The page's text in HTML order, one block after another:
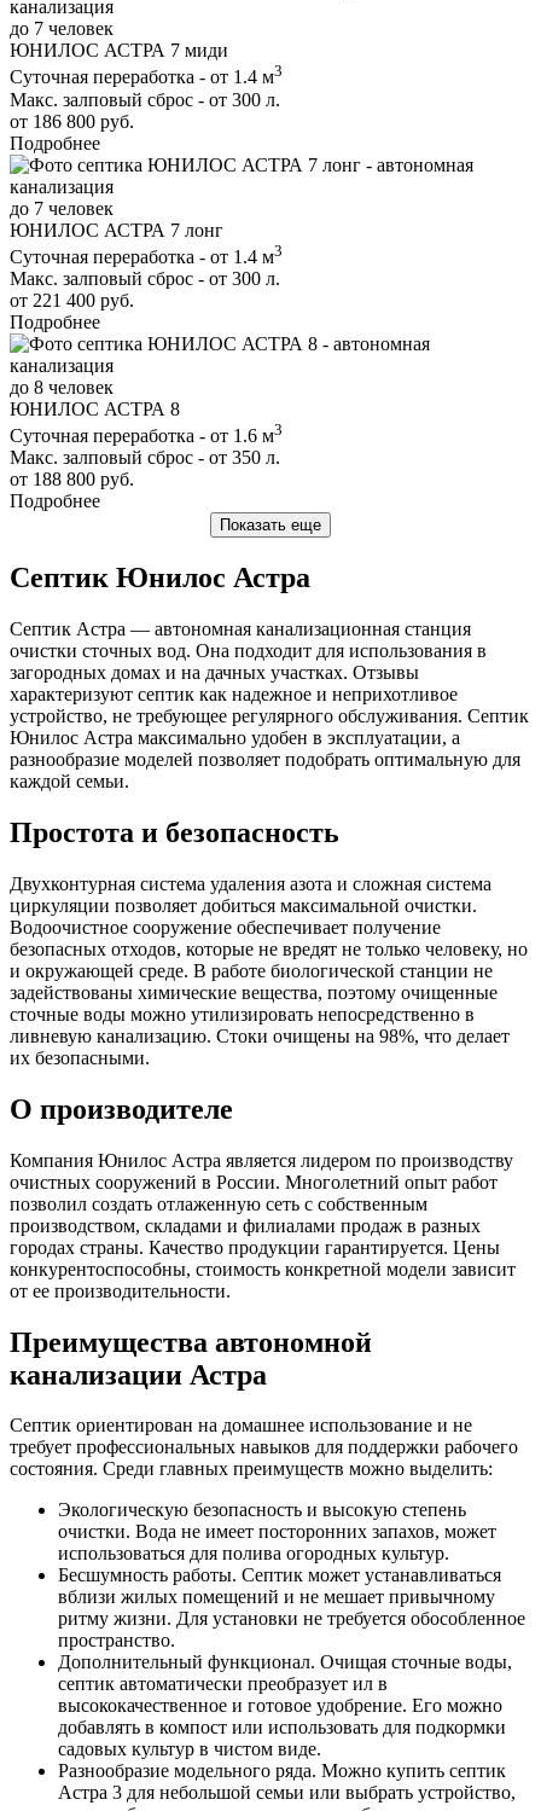
до 7 человек
ЮНИЛОС АСТРА 7 миди
Суточная переработка - от 1.4 м3
Макс. залповый сброс - от 300 л.
от 186 800 руб.
Подробнее
до 7 человек
ЮНИЛОС АСТРА 7 лонг
Суточная переработка - от 1.4 м3
Макс. залповый сброс - от 300 л.
от 221 400 руб.
Подробнее
до 8 человек
ЮНИЛОС АСТРА 8
Суточная переработка - от 1.6 м3
Макс. залповый сброс - от 350 л.
от 188 800 руб.
Подробнее
Показать еще
Септик Юнилос Астра
Септик Астра — автономная канализационная станция
очистки сточных вод. Она подходит для использования в
загородных домах и на дачных участках. Отзывы
характеризуют септик как надежное и неприхотливое
устройство, не требующее регулярного обслуживания. Септик
Юнилос Астра максимально удобен в эксплуатации, а
разнообразие моделей позволяет подобрать оптимальную для
каждой семьи.
Простота и безопасность
Двухконтурная система удаления азота и сложная система
циркуляции позволяет добиться максимальной очистки.
Водоочистное сооружение обеспечивает получение
безопасных отходов, которые не вредят не только человеку, но
и окружающей среде. В работе биологической станции не
задействованы химические вещества, поэтому очищенные
сточные воды можно утилизировать непосредственно в
ливневую канализацию. Стоки очищены на 98%, что делает
их безопасными.
О производителе
Компания Юнилос Астра является лидером по производству
очистных сооружений в России. Многолетний опыт работ
позволил создать отлаженную сеть с собственным
производством, складами и филиалами продаж в разных
городах страны. Качество продукции гарантируется. Цены
конкурентоспособны, стоимость конкретной модели зависит
от ее производительности.
Преимущества автономной
канализации Астра
Септик ориентирован на домашнее использование и не
требует профессиональных навыков для поддержки рабочего
состояния. Среди главных преимуществ можно выделить:
Экологическую безопасность и высокую степень
очистки. Вода не имеет посторонних запахов, может
использоваться для полива огородных культур.
Бесшумность работы. Септик может устанавливаться
вблизи жилых помещений и не мешает привычному
ритму жизни. Для установки не требуется обособленное
пространство.
Дополнительный функционал. Очищая сточные воды,
септик автоматически преобразует ил в
высококачественное и готовое удобрение. Его можно
добавлять в компост или использовать для подкормки
садовых культур в чистом виде.
Разнообразие модельного ряда. Можно купить септик
Астра 3 для небольшой семьи или выбрать устройство,